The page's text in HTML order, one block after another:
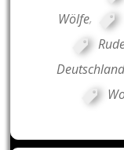
Wölfe,
Deutschland